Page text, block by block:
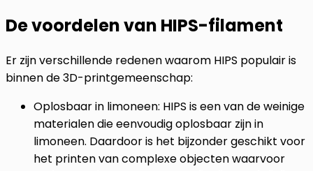
De voordelen van HIPS-filament
Er zijn verschillende redenen waarom HIPS populair is
binnen de 3D-printgemeenschap:
Oplosbaar in limoneen: HIPS is een van de weinige
materialen die eenvoudig oplosbaar zijn in
limoneen. Daardoor is het bijzonder geschikt voor
het printen van complexe objecten waarvoor